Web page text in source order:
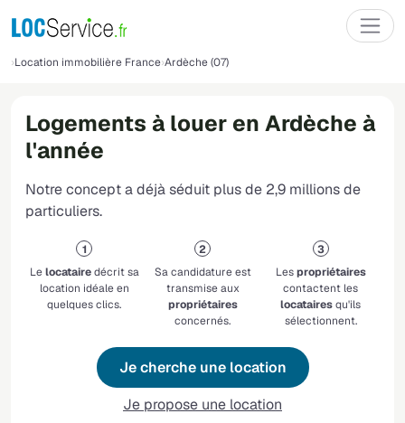
Location immobilière France Ardèche (07)
Logements à louer en Ardèche à
l'année
Notre concept a déjà séduit plus de 2,9 millions de
particuliers.
Lelocatairedécrit sa
location idéale en
quelques clics.
Sa candidature est
transmise aux
propriétaires
concernés.
Lespropriétaires
contactent les
locatairesqu'ils
sélectionnent.
Je cherche une location
Je propose une location